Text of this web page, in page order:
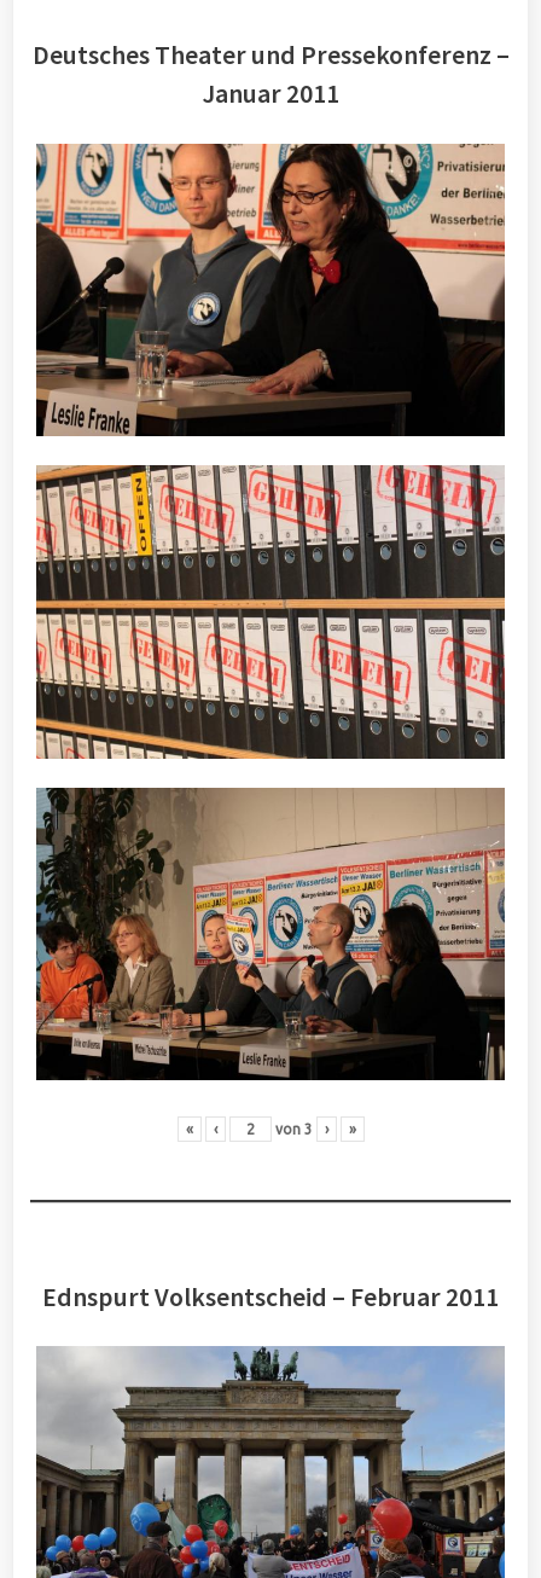
Deutsches Theater und Pressekonferenz –
Januar 2011
« ‹ von 3 › »
Ednspurt Volksentscheid – Februar 2011